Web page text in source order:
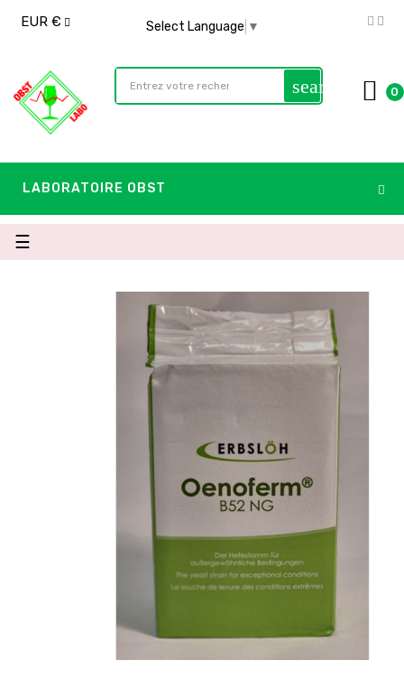
EUR € Select Language ▼
search 0
LABORATOIRE OBST
Basculer
la
☰